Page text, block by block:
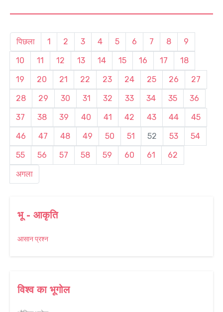
भू - आकृति
आसान प्रश्न
विश्व का भूगोल
पिछला 1 2 3 4 5 6 7 8
9
10
11 12 13 14 15 16 17
18
19
20 21 22 23 24 25 26
27
28
29 30 31 32 33 34 35
36
37
38 39 40 41 42 43 44
45
46
47 48 49 50 51 52 53
54
55
56 57 58 59 60 61
62
अगला